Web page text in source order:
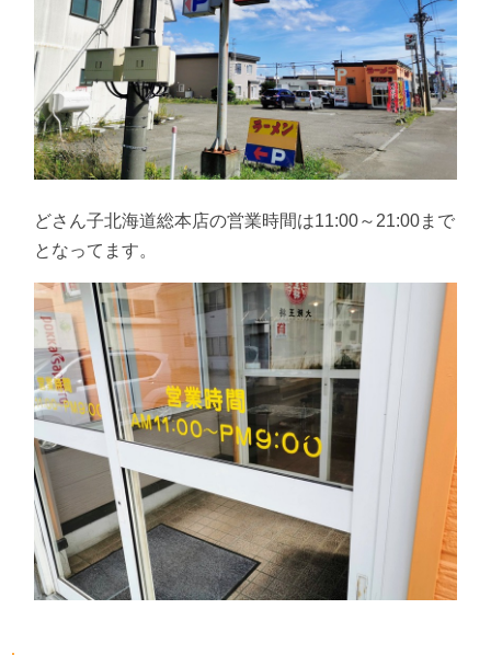
どさん子北海道総本店の営業時間は11:00～21:00まで
となってます。